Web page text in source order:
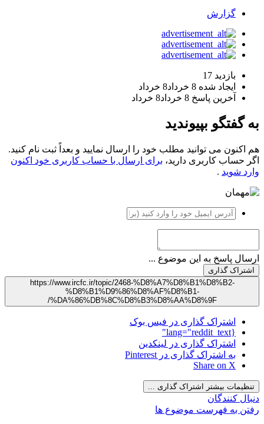
گزارش
بازدید 17
ایجاد شده 8 خرداد
8 خرداد
آخرین پاسخ 8 خرداد 8 خرداد
به گفتگو بپیوندید
هم اکنون می توانید مطلب خود را ارسال نمایید و بعداً ثبت نام کنید.
اگر حساب کاربری دارید، برای ارسال با حساب کاربری خود اکنون
وارد شوید .
ارسال پاسخ به این موضوع ...
اشتراک گذاری
https://www.ircfc.ir/topic/2468-%D8%A7%D8%B1%D8%B2-
%D8%B1%D9%86%D8%AF%D8%B1-
%DA%86%DB%8C%D8%B3%D8%AA%D8%9F/
اشتراک گذاری در فیس بوک
{lang="reddit_text"
اشتراک گذاری در لینکدین
به اشتراک گذاری در Pinterest
Share on X
تنظیمات بیشتر اشتراک گذاری ...
دنبال کنندگان
رفتن به فهرست موضوع ها